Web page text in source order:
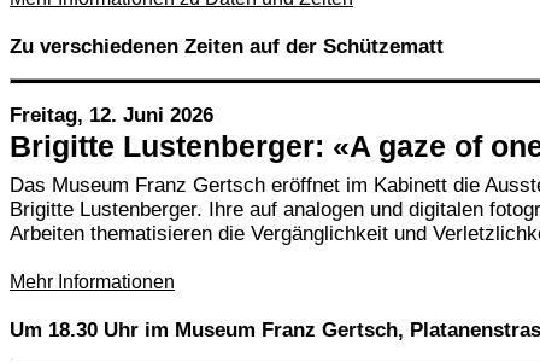
Zu verschiedenen Zeiten auf der Schützematt
Freitag, 12. Juni 2026
Brigitte Lustenberger: «A gaze of
Das Museum Franz Gertsch eröffnet im Kabinett die
Brigitte Lustenberger. Ihre auf analogen und digitalen
Arbeiten thematisieren die Vergänglichkeit und
Mehr Informationen
Um 18.30 Uhr im Museum Franz Gertsch,